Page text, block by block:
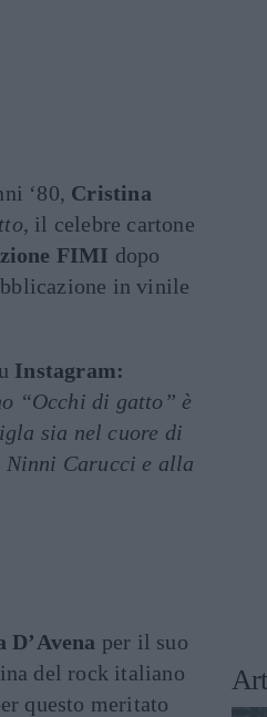
‘80, Cristina
, il celebre cartone
FIMI dopo
in vinile
Instagram:
“Occhi di gatto” è
sia nel cuore di
Carucci e alla
per il suo
del rock italiano
questo meritato